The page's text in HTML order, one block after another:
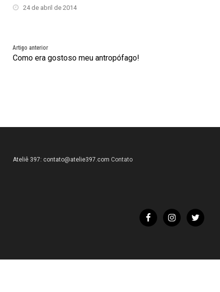
24 de abril de 2014
Artigo anterior
Como era gostoso meu antropófago!
Ateliê 397: contato@atelie397.com Contato